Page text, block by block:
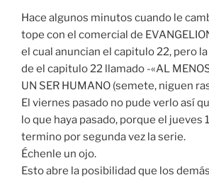
Hace algunos minutos cuando le
tope con el comercial de
el cual anuncian el capitulo 22, pero la
de el capitulo 22 llamado -«AL
UN SER HUMANO (semete, niguen
El viernes pasado no pude verlo así
lo que haya pasado, porque el jueves
termino por segunda vez la serie.
Échenle un ojo.
Esto abre la posibilidad que los